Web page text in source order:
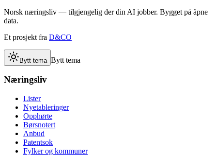
Norsk næringsliv — tilgjengelig der din AI jobber. Bygget på åpne
data.
Et prosjekt fra D&CO
Bytt tema Bytt tema
Næringsliv
Lister
Nyetableringer
Opphørte
Børsnotert
Anbud
Patentsok
Fylker og kommuner